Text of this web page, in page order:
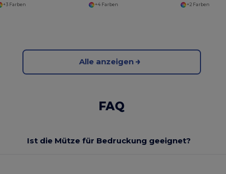
+3 Farben +4 Farben +2 Farben
Alle anzeigen
FAQ
Ist die Mütze für Bedruckung geeignet?